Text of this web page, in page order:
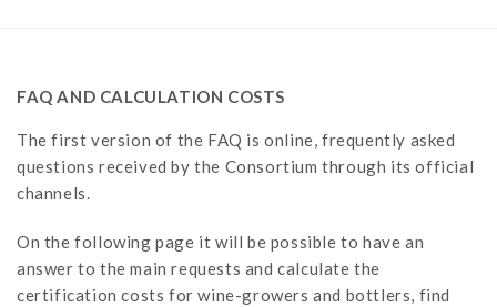
FAQ AND CALCULATION COSTS
The first version of the FAQ is online, frequently asked
questions received by the Consortium through its official
channels.
On the following page it will be possible to have an
answer to the main requests and calculate the
certification costs for wine-growers and bottlers, find